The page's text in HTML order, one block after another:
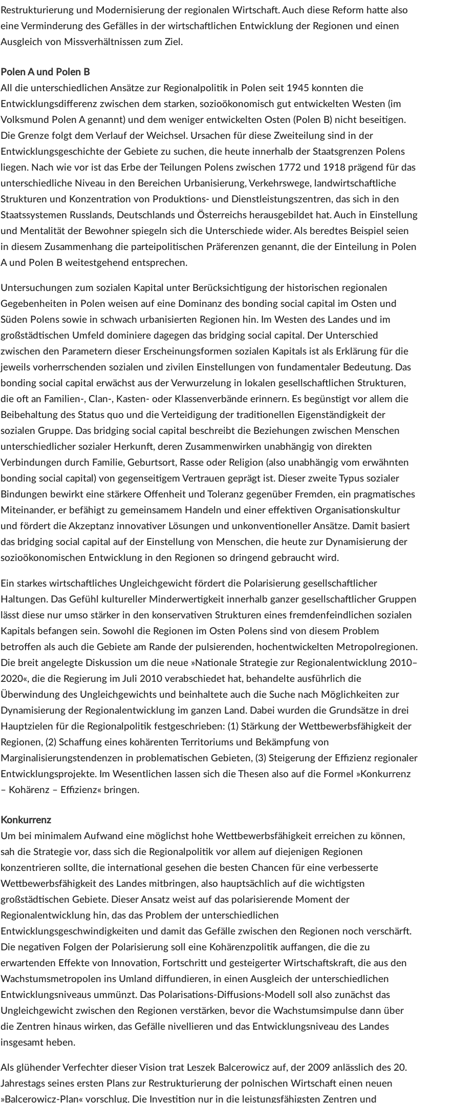
Restrukturierung und Modernisierung der regionalen Wirtschaft. Auch diese Reform hatte also
eine Verminderung des Gefälles in der wirtschaftlichen Entwicklung der Regionen und einen
Ausgleich von Missverhältnissen zum Ziel.
Polen A und Polen B
All die unterschiedlichen Ansätze zur Regionalpolitik in Polen seit 1945 konnten die
Entwicklungsdifferenz zwischen dem starken, sozioökonomisch gut entwickelten Westen (im
Volksmund Polen A genannt) und dem weniger entwickelten Osten (Polen B) nicht beseitigen.
Die Grenze folgt dem Verlauf der Weichsel. Ursachen für diese Zweiteilung sind in der
Entwicklungsgeschichte der Gebiete zu suchen, die heute innerhalb der Staatsgrenzen Polens
liegen. Nach wie vor ist das Erbe der Teilungen Polens zwischen 1772 und 1918 prägend für das
unterschiedliche Niveau in den Bereichen Urbanisierung, Verkehrswege, landwirtschaftliche
Strukturen und Konzentration von Produktions- und Dienstleistungszentren, das sich in den
Staatssystemen Russlands, Deutschlands und Österreichs herausgebildet hat. Auch in Einstellung
und Mentalität der Bewohner spiegeln sich die Unterschiede wider. Als beredtes Beispiel seien
in diesem Zusammenhang die parteipolitischen Präferenzen genannt, die der Einteilung in Polen
A und Polen B weitestgehend entsprechen.
Untersuchungen zum sozialen Kapital unter Berücksichtigung der historischen regionalen
Gegebenheiten in Polen weisen auf eine Dominanz des bonding social capital im Osten und
Süden Polens sowie in schwach urbanisierten Regionen hin. Im Westen des Landes und im
großstädtischen Umfeld dominiere dagegen das bridging social capital. Der Unterschied
zwischen den Parametern dieser Erscheinungsformen sozialen Kapitals ist als Erklärung für die
jeweils vorherrschenden sozialen und zivilen Einstellungen von fundamentaler Bedeutung. Das
bonding social capital erwächst aus der Verwurzelung in lokalen gesellschaftlichen Strukturen,
die oft an Familien-, Clan-, Kasten- oder Klassenverbände erinnern. Es begünstigt vor allem die
Beibehaltung des Status quo und die Verteidigung der traditionellen Eigenständigkeit der
sozialen Gruppe. Das bridging social capital beschreibt die Beziehungen zwischen Menschen
unterschiedlicher sozialer Herkunft, deren Zusammenwirken unabhängig von direkten
Verbindungen durch Familie, Geburtsort, Rasse oder Religion (also unabhängig vom erwähnten
bonding social capital) von gegenseitigem Vertrauen geprägt ist. Dieser zweite Typus sozialer
Bindungen bewirkt eine stärkere Offenheit und Toleranz gegenüber Fremden, ein pragmatisches
Miteinander, er befähigt zu gemeinsamem Handeln und einer effektiven Organisationskultur
und fördert die Akzeptanz innovativer Lösungen und unkonventioneller Ansätze. Damit basiert
das bridging social capital auf der Einstellung von Menschen, die heute zur Dynamisierung der
sozioökonomischen Entwicklung in den Regionen so dringend gebraucht wird.
Ein starkes wirtschaftliches Ungleichgewicht fördert die Polarisierung gesellschaftlicher
Haltungen. Das Gefühl kultureller Minderwertigkeit innerhalb ganzer gesellschaftlicher Gruppen
lässt diese nur umso stärker in den konservativen Strukturen eines fremdenfeindlichen sozialen
Kapitals befangen sein. Sowohl die Regionen im Osten Polens sind von diesem Problem
betroffen als auch die Gebiete am Rande der pulsierenden, hochentwickelten Metropolregionen.
Die breit angelegte Diskussion um die neue »Nationale Strategie zur Regionalentwicklung 2010–
2020«, die die Regierung im Juli 2010 verabschiedet hat, behandelte ausführlich die
Überwindung des Ungleichgewichts und beinhaltete auch die Suche nach Möglichkeiten zur
Dynamisierung der Regionalentwicklung im ganzen Land. Dabei wurden die Grundsätze in drei
Hauptzielen für die Regionalpolitik festgeschrieben: (1) Stärkung der Wettbewerbsfähigkeit der
Regionen, (2) Schaffung eines kohärenten Territoriums und Bekämpfung von
Marginalisierungstendenzen in problematischen Gebieten, (3) Steigerung der Effizienz regionaler
Entwicklungsprojekte. Im Wesentlichen lassen sich die Thesen also auf die Formel »Konkurrenz
– Kohärenz – Effizienz« bringen.
Konkurrenz
Um bei minimalem Aufwand eine möglichst hohe Wettbewerbsfähigkeit erreichen zu können,
sah die Strategie vor, dass sich die Regionalpolitik vor allem auf diejenigen Regionen
konzentrieren sollte, die international gesehen die besten Chancen für eine verbesserte
Wettbewerbsfähigkeit des Landes mitbringen, also hauptsächlich auf die wichtigsten
großstädtischen Gebiete. Dieser Ansatz weist auf das polarisierende Moment der
Regionalentwicklung hin, das das Problem der unterschiedlichen
Entwicklungsgeschwindigkeiten und damit das Gefälle zwischen den Regionen noch verschärft.
Die negativen Folgen der Polarisierung soll eine Kohärenzpolitik auffangen, die die zu
erwartenden Effekte von Innovation, Fortschritt und gesteigerter Wirtschaftskraft, die aus den
Wachstumsmetropolen ins Umland diffundieren, in einen Ausgleich der unterschiedlichen
Entwicklungsniveaus ummünzt. Das Polarisations-Diffusions-Modell soll also zunächst das
Ungleichgewicht zwischen den Regionen verstärken, bevor die Wachstumsimpulse dann über
die Zentren hinaus wirken, das Gefälle nivellieren und das Entwicklungsniveau des Landes
insgesamt heben.
Als glühender Verfechter dieser Vision trat Leszek Balcerowicz auf, der 2009 anlässlich des 20.
Jahrestags seines ersten Plans zur Restrukturierung der polnischen Wirtschaft einen neuen
»Balcerowicz-Plan« vorschlug. Die Investition nur in die leistungsfähigsten Zentren und